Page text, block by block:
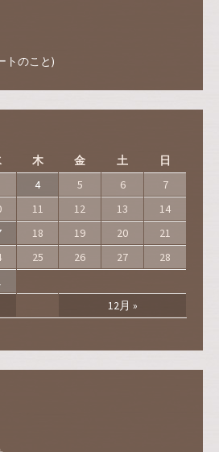
トのこと)
木 金 土 日
12月 »
4 5 6
7
11 12 13
14
18 19 20
21
25 26 27
28